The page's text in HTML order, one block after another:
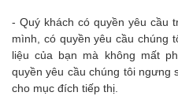
- Quý khách có quyền yêu cầu
mình, có quyền yêu cầu chúng
liệu của bạn mà không mất
quyền yêu cầu chúng tôi ngưng
cho mục đích tiếp thị.